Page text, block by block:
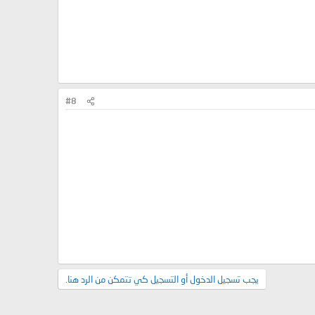
#8
يجب تسجيل الدخول أو التسجيل كي تتمكن من الرد هنا.